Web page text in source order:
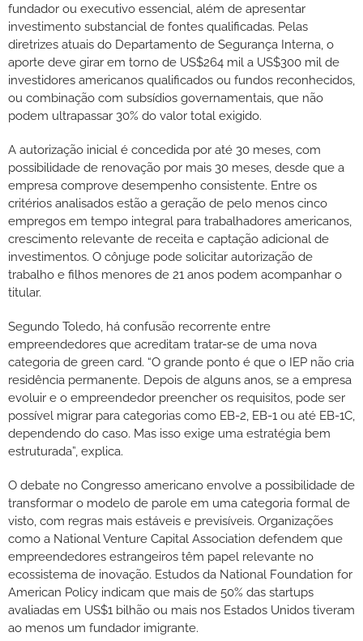
fundador ou executivo essencial, além de apresentar
investimento substancial de fontes qualificadas. Pelas
diretrizes atuais do Departamento de Segurança Interna, o
aporte deve girar em torno de US$264 mil a US$300 mil de
investidores americanos qualificados ou fundos reconhecidos,
ou combinação com subsídios governamentais, que não
podem ultrapassar 30% do valor total exigido.
A autorização inicial é concedida por até 30 meses, com
possibilidade de renovação por mais 30 meses, desde que a
empresa comprove desempenho consistente. Entre os
critérios analisados estão a geração de pelo menos cinco
empregos em tempo integral para trabalhadores americanos,
crescimento relevante de receita e captação adicional de
investimentos. O cônjuge pode solicitar autorização de
trabalho e filhos menores de 21 anos podem acompanhar o
titular.
Segundo Toledo, há confusão recorrente entre
empreendedores que acreditam tratar-se de uma nova
categoria de green card. “O grande ponto é que o IEP não cria
residência permanente. Depois de alguns anos, se a empresa
evoluir e o empreendedor preencher os requisitos, pode ser
possível migrar para categorias como EB-2, EB-1 ou até EB-1C,
dependendo do caso. Mas isso exige uma estratégia bem
estruturada”, explica.
O debate no Congresso americano envolve a possibilidade de
transformar o modelo de parole em uma categoria formal de
visto, com regras mais estáveis e previsíveis. Organizações
como a National Venture Capital Association defendem que
empreendedores estrangeiros têm papel relevante no
ecossistema de inovação. Estudos da National Foundation for
American Policy indicam que mais de 50% das startups
avaliadas em US$1 bilhão ou mais nos Estados Unidos tiveram
ao menos um fundador imigrante.